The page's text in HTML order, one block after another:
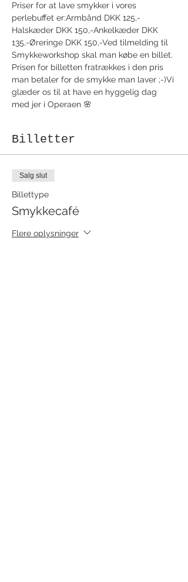
Priser for at lave smykker i vores
perlebuffet er:Armbånd DKK 125,-
Halskæder DKK 150,-Ankelkæder DKK
135,-Øreringe DKK 150,-Ved tilmelding til
Smykkeworkshop skal man købe en billet.
Prisen for billetten fratrækkes i den pris
man betaler for de smykke man laver ;-)Vi
glæder os til at have en hyggelig dag
med jer i Operaen 🌸
Billetter
Salg slut
Billettype
Smykkecafé
Flere oplysninger